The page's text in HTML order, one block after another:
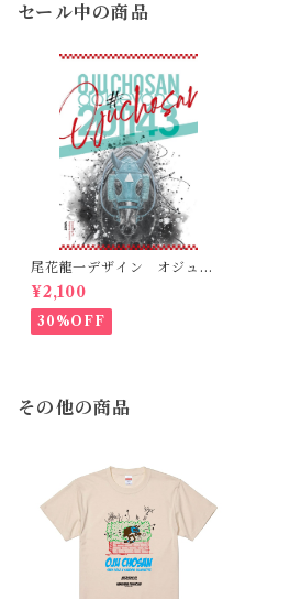
セール中の商品
尾花龍一デザイン オジュウ
チョウサンポスター(B2サイ
ズ）
¥2,100
30%OFF
その他の商品